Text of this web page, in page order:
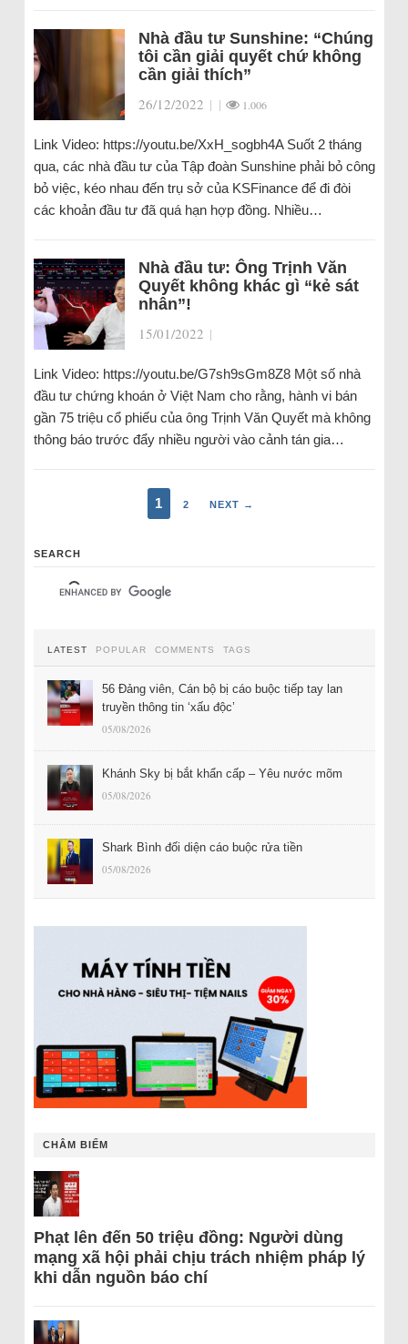
Nhà đầu tư Sunshine: “Chúng
tôi cần giải quyết chứ không
cần giải thích”
26/12/2022 | | 1.006
Link Video: https://youtu.be/XxH_sogbh4A Suốt 2 tháng
qua, các nhà đầu tư của Tập đoàn Sunshine phải bỏ công
bỏ việc, kéo nhau đến trụ sở của KSFinance để đi đòi
các khoản đầu tư đã quá hạn hợp đồng. Nhiều…
Nhà đầu tư: Ông Trịnh Văn
Quyết không khác gì “kẻ sát
nhân”!
15/01/2022 |
Link Video: https://youtu.be/G7sh9sGm8Z8 Một số nhà
đầu tư chứng khoán ở Việt Nam cho rằng, hành vi bán
gần 75 triệu cổ phiếu của ông Trịnh Văn Quyết mà không
thông báo trước đẩy nhiều người vào cảnh tán gia…
1 2 NEXT →
SEARCH
LATEST POPULAR COMMENTS TAGS
56 Đảng viên, Cán bộ bị cáo buộc tiếp tay lan
truyền thông tin ‘xấu độc’
05/08/2026
Khánh Sky bị bắt khẩn cấp – Yêu nước mõm
05/08/2026
Shark Bình đối diện cáo buộc rửa tiền
05/08/2026
CHÂM BIẾM
Phạt lên đến 50 triệu đồng: Người dùng
mạng xã hội phải chịu trách nhiệm pháp lý
khi dẫn nguồn báo chí